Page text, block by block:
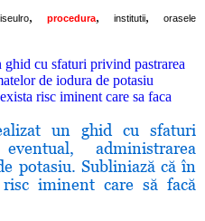
, procedura, institutii,
orasele
un ghid cu sfaturi
administrarea
potasiu. Subliniază că în
iminent care să facă